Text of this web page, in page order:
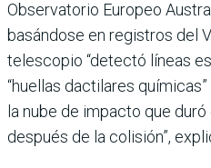
Observatorio Europeo
basándose en registros del
telescopio “detectó líneas
“huellas dactilares
la nube de impacto que
después de la colisión”,